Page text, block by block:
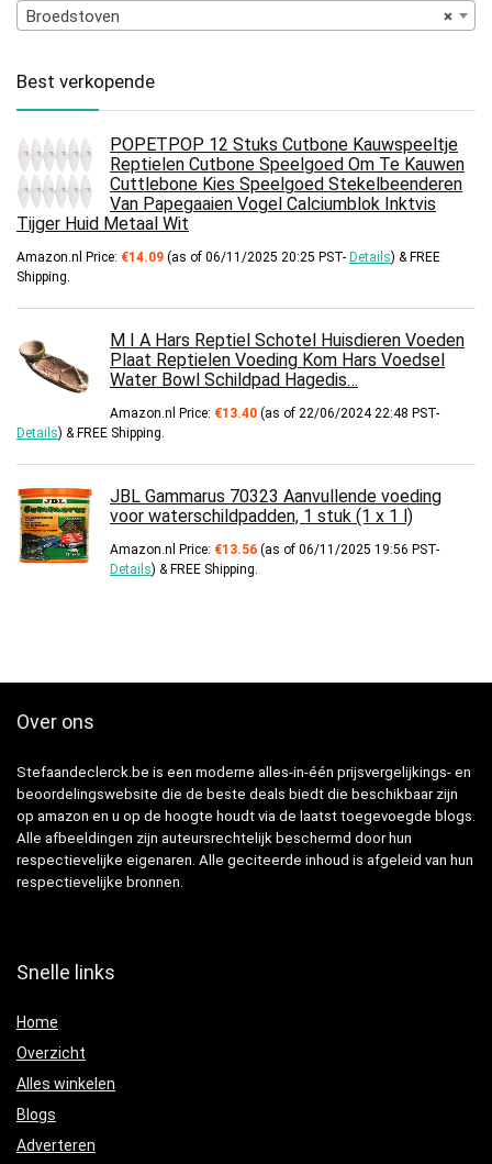
×
Broedstoven
Best verkopende
POPETPOP 12 Stuks Cutbone Kauwspeeltje
Reptielen Cutbone Speelgoed Om Te Kauwen
Cuttlebone Kies Speelgoed Stekelbeenderen
Van Papegaaien Vogel Calciumblok Inktvis
Tijger Huid Metaal Wit
Amazon.nl Price: €14.09 (as of 06/11/2025 20:25 PST- Details) & FREE
Shipping.
M I A Hars Reptiel Schotel Huisdieren Voeden
Plaat Reptielen Voeding Kom Hars Voedsel
Water Bowl Schildpad Hagedis…
Amazon.nl Price: €13.40 (as of 22/06/2024 22:48 PST-
Details) & FREE Shipping.
JBL Gammarus 70323 Aanvullende voeding
voor waterschildpadden, 1 stuk (1 x 1 l)
Amazon.nl Price: €13.56 (as of 06/11/2025 19:56 PST-
Details) & FREE Shipping.
Over ons
Stefaandeclerck.be is een moderne alles-in-één prijsvergelijkings- en
beoordelingswebsite die de beste deals biedt die beschikbaar zijn
op amazon en u op de hoogte houdt via de laatst toegevoegde blogs.
Alle afbeeldingen zijn auteursrechtelijk beschermd door hun
respectievelijke eigenaren. Alle geciteerde inhoud is afgeleid van hun
respectievelijke bronnen.
Snelle links
Home
Overzicht
Alles winkelen
Blogs
Adverteren